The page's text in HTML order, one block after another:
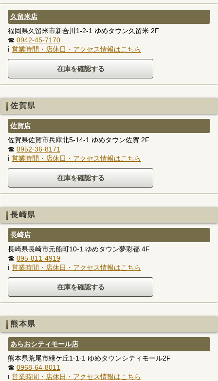
久留米店
福岡県久留米市新合川1-2-1 ゆめタウン久留米 2F
☎ 0942-45-7170
ℹ 営業時間・店休日・アクセス情報はこちら
佐賀県
佐賀店
佐賀県佐賀市兵庫北5-14-1 ゆめタウン佐賀 2F
☎ 0952-36-8171
ℹ 営業時間・店休日・アクセス情報はこちら
長崎県
長崎店
長崎県長崎市元船町10-1 ゆめタウン夢彩都 4F
☎ 095-811-4919
ℹ 営業時間・店休日・アクセス情報はこちら
熊本県
あらおシティモール店
熊本県荒尾市緑ケ丘1-1-1 ゆめタウンシティモール2F
☎ 0968-64-8011
ℹ 営業時間・店休日・アクセス情報はこちら